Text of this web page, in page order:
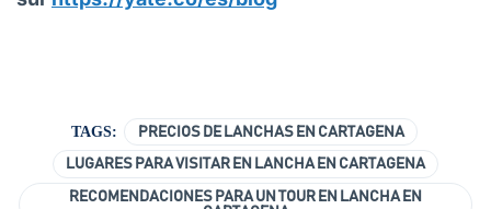
TAGS: PRECIOS DE LANCHAS EN CARTAGENA
LUGARES PARA VISITAR EN LANCHA EN CARTAGENA
RECOMENDACIONES PARA UN TOUR EN LANCHA EN